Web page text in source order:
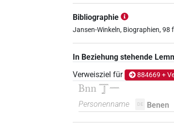
Bibliographie
Jansen-Winkeln, Biographien, 98
In Beziehung stehende
Verweisziel für
884669 +
Bnn 𓈖𓃀𓈖
Personenname DE Benen